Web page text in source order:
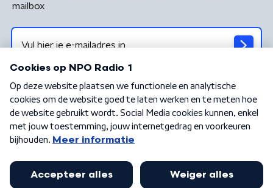
mailbox
Algemene voorwaarden